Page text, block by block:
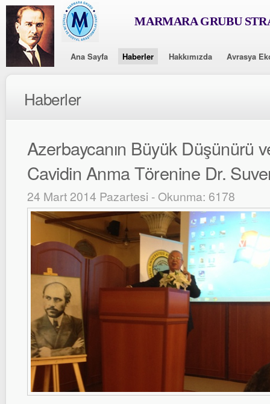
MARMARA GRUBU
Ana Sayfa Haberler Hakkımızda Avrasya
Haberler
Azerbaycanın Büyük Düşünürü
Cavidin Anma Törenine Dr.
24 Mart 2014 Pazartesi - Okunma: 6178